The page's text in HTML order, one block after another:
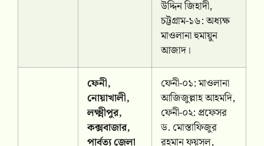
উদ্দিন জিহাদী,
চট্টগ্রাম-১৬: অধ্যক্ষ
মাওলানা হুমায়ুন
আজাদ।
ফেনী,
নোয়াখালী,
লক্ষ্মীপুর,
কক্সবাজার,
পার্বত্য জেলা
ফেনী-০১: মাওলানা
আজিজুল্লাহ আহমদি,
ফেনী-০২: প্রফেসর
ড. মোস্তাফিজুর
রহমান ফয়সল,